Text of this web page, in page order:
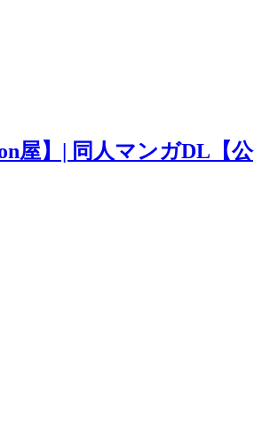
屋】| 同人マンガDL【公